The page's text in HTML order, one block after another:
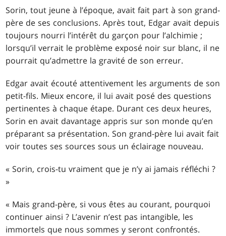
Sorin, tout jeune à l’époque, avait fait part à son grand-
père de ses conclusions. Après tout, Edgar avait depuis
toujours nourri l’intérêt du garçon pour l’alchimie ;
lorsqu’il verrait le problème exposé noir sur blanc, il ne
pourrait qu’admettre la gravité de son erreur.
Edgar avait écouté attentivement les arguments de son
petit-fils. Mieux encore, il lui avait posé des questions
pertinentes à chaque étape. Durant ces deux heures,
Sorin en avait davantage appris sur son monde qu’en
préparant sa présentation. Son grand-père lui avait fait
voir toutes ses sources sous un éclairage nouveau.
« Sorin, crois-tu vraiment que je n’y ai jamais réfléchi ?
»
« Mais grand-père, si vous êtes au courant, pourquoi
continuer ainsi ? L’avenir n’est pas intangible, les
immortels que nous sommes y seront confrontés.